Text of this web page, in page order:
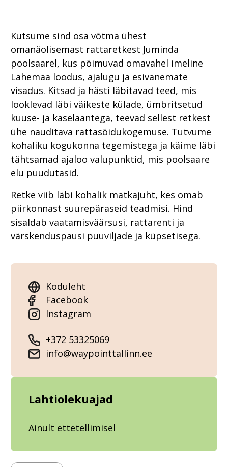
Kutsume sind osa võtma ühest
omanäolisemast rattaretkest Juminda
poolsaarel, kus põimuvad omavahel imeline
Lahemaa loodus, ajalugu ja esivanemate
visadus. Kitsad ja hästi läbitavad teed, mis
looklevad läbi väikeste külade, ümbritsetud
kuuse- ja kaselaantega, teevad sellest retkest
ühe nauditava rattasõidukogemuse. Tutvume
kohaliku kogukonna tegemistega ja käime läbi
tähtsamad ajaloo valupunktid, mis poolsaare
elu puudutasid.
Retke viib läbi kohalik matkajuht, kes omab
piirkonnast suurepäraseid teadmisi. Hind
sisaldab vaatamisväärsusi, rattarenti ja
värskenduspausi puuviljade ja küpsetisega.
Koduleht
Facebook
Instagram
+372 53325069
info@waypointtallinn.ee
Lahtiolekuajad
Ainult ettetellimisel